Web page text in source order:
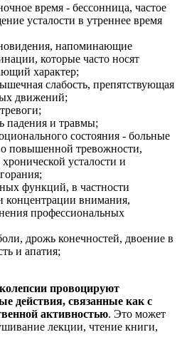
время - бессонница, частое
усталости в утреннее время
напоминающие
которые часто носят
характер;
слабость, препятствующая
движений;
падения и травмы;
состояния - больные
повышенной тревожности,
усталости и
функций, в частности
концентрации внимания,
профессиональных
дрожь конечностей, двоение в
и апатия;
провоцируют
действия, связанные как с
активностью. Это может
лекции, чтение книги,